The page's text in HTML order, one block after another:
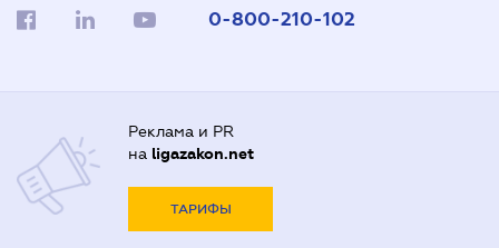
0-800-210-102
Реклама и PR
на ligazakon.net
ТАРИФЫ